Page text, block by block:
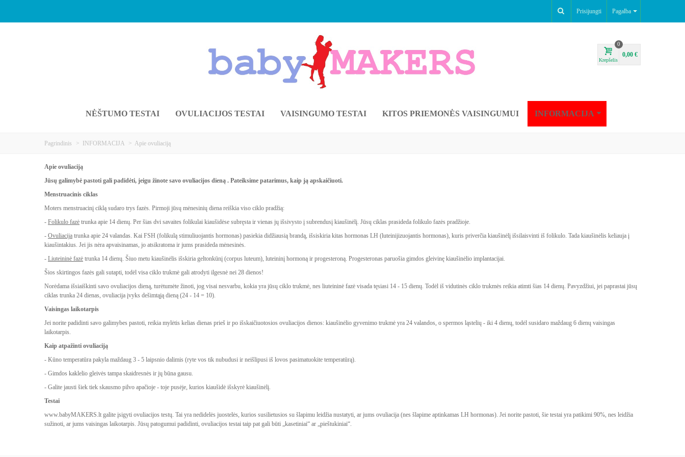
Pagalba
Prisijungti
Krepšelis
0
0,00 €
NĖŠTUMO TESTAI OVULIACIJOS TESTAI VAISINGUMO TESTAI KITOS PRIEMONĖS VAISINGUMUI INFORMACIJA
Pagrindinis > INFORMACIJA > Apie ovuliaciją
Apie ovuliaciją
Jūsų galimybė pastoti gali padidėti, jeigu žinote savo ovuliacijos dieną . Pateiksime patarimus, kaip ją apskaičiuoti.
Menstruacinis ciklas
Moters menstruacinį ciklą sudaro trys fazės. Pirmoji jūsų mėnesinių diena reiškia viso ciklo pradžią:
- Folikulo fazė trunka apie 14 dienų. Per šias dvi savaites folikulai kiaušidėse subręsta ir vienas jų išsivysto į subrendusį kiaušinėlį. Jūsų ciklas prasideda folikulo fazės pradžioje.
- Ovuliacija trunka apie 24 valandas. Kai FSH (folikulą stimuliuojantis hormonas) pasiekia didžiausią brandą, išsiskiria kitas hormonas LH (luteinijizuojantis hormonas), kuris priverčia kiaušinėlį išsilaisvinti iš folikulo. Tada kiaušinėlis keliauja į
kiaušintakius. Jei jis nėra apvaisinamas, jo atsikratoma ir jums prasideda mėnesinės.
- Liuteininė fazė trunka 14 dienų. Šiuo metu kiaušinėlis išskiria geltonkūnį (corpus luteum), luteininį hormoną ir progesteroną. Progesteronas paruošia gimdos gleivinę kiaušinėlio implantacijai.
Šios skirtingos fazės gali sutapti, todėl visa ciklo trukmė gali atrodyti ilgesnė nei 28 dienos!
Norėdama išsiaiškinti savo ovuliacijos dieną, turėtumėte žinoti, jog visai nesvarbu, kokia yra jūsų ciklo trukmė, nes liuteininė fazė visada tęsiasi 14 - 15 dienų. Todėl iš vidutinės ciklo trukmės reikia atimti šias 14 dienų. Pavyzdžiui, jei paprastai jūsų
ciklas trunka 24 dienas, ovuliacija įvyks dešimtąją dieną (24 - 14 = 10).
Vaisingas laikotarpis
Jei norite padidinti savo galimybes pastoti, reikia mylėtis kelias dienas prieš ir po išskaičiuotosios ovuliacijos dienos: kiaušinėlio gyvenimo trukmė yra 24 valandos, o spermos ląstelių - iki 4 dienų, todėl susidaro maždaug 6 dienų vaisingas
laikotarpis.
Kaip atpažinti ovuliaciją
- Kūno temperatūra pakyla maždaug 3 - 5 laipsnio dalimis (ryte vos tik nubudusi ir neišlipusi iš lovos pasimatuokite temperatūrą).
- Gimdos kaklelio gleivės tampa skaidresnės ir jų būna gausu.
- Galite jausti šiek tiek skausmo pilvo apačioje - toje pusėje, kurios kiaušidė išskyrė kiaušinėlį.
Testai
www.babyMAKERS.lt galite įsigyti ovuliacijos testų. Tai yra nedidelės juostelės, kurios susilietusios su šlapimu leidžia nustatyti, ar jums ovuliacija (nes šlapime aptinkamas LH hormonas). Jei norite pastoti, šie testai yra patikimi 90%, nes leidžia
sužinoti, ar jums vaisingas laikotarpis. Jūsų patogumui padidinti, ovuliacijos testai taip pat gali būti „kasetiniai“ ar „pieštukiniai“.